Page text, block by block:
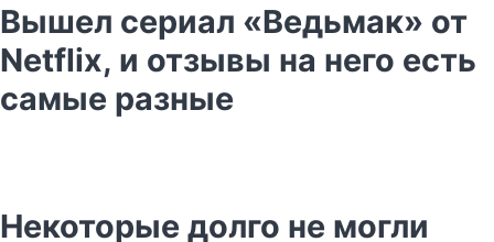
Вышел сериал «Ведьмак» от
Netflix, и отзывы на него есть
самые разные
Некоторые долго не могли